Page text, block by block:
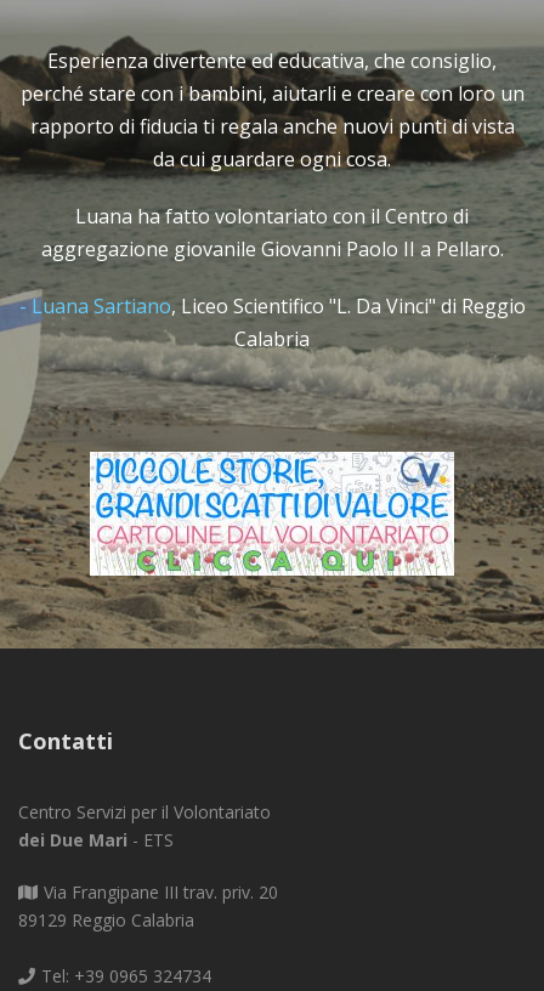
loro un
vista
Reggio
Un’esperienza che porterò sempre con
soprattutto, che rifarei altre mille
Antonino ha fatto volontariato con ABIO in
pediatria.
Antonino Calabrese,ITE "Piria" di Reggio
Contatti
Centro Servizi per il Volontariato
dei Due Mari - ETS
Via Frangipane III trav. priv. 20
89129 Reggio Calabria
Tel: +39 0965 324734